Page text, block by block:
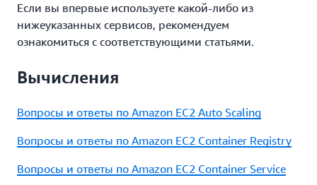
Если вы впервые используете какой‑либо из
нижеуказанных сервисов, рекомендуем
ознакомиться с соответствующими статьями.
Вычисления
Вопросы и ответы по Amazon EC2 Auto Scaling
Вопросы и ответы по Amazon EC2 Container Registry
Вопросы и ответы по Amazon EC2 Container Service